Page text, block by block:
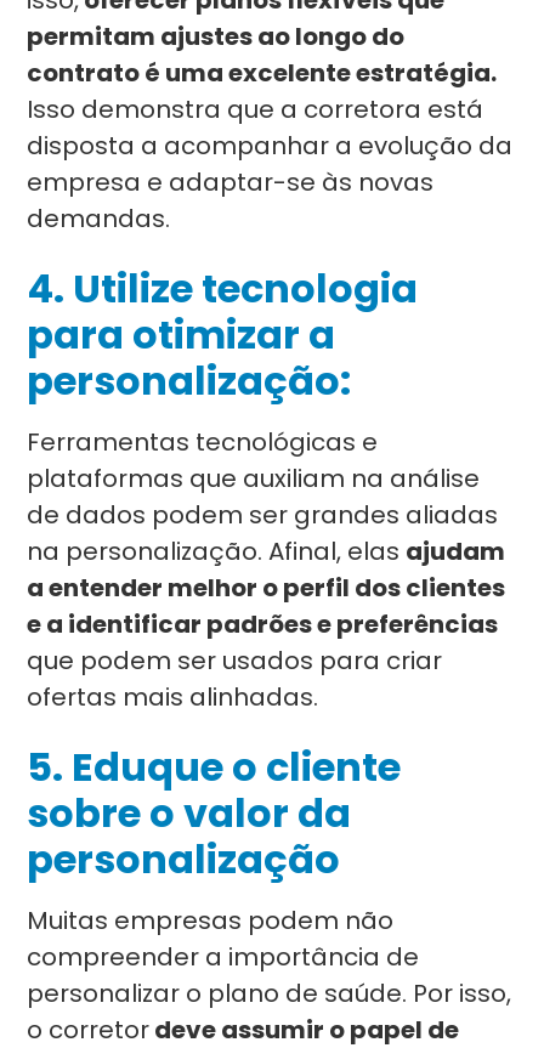
permitam ajustes ao longo do
contrato é uma excelente estratégia.
Isso demonstra que a corretora está
disposta a acompanhar a evolução da
empresa e adaptar-se às novas
demandas.
4. Utilize tecnologia
para otimizar a
personalização:
Ferramentas tecnológicas e
plataformas que auxiliam na análise
de dados podem ser grandes aliadas
na personalização. Afinal, elas ajudam
a entender melhor o perfil dos clientes
e a identificar padrões e preferências
que podem ser usados para criar
ofertas mais alinhadas.
5. Eduque o cliente
sobre o valor da
personalização
Muitas empresas podem não
compreender a importância de
personalizar o plano de saúde. Por isso,
o corretordeve assumir o papel de